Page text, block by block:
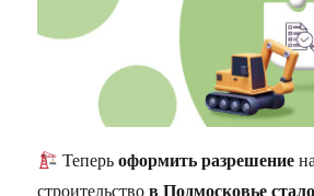
Теперьоформить разрешение
строительствов Подмосковье